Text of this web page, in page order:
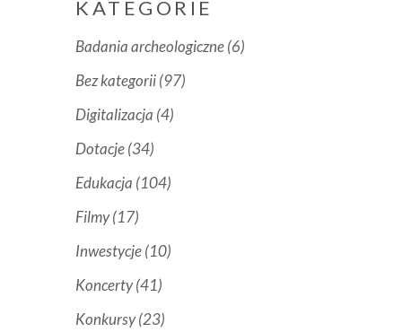
KATEGORIE
Badania archeologiczne(6)
Bez kategorii(97)
Digitalizacja (4)
Dotacje(34)
Edukacja (104)
Filmy(17)
Inwestycje(10)
Koncerty(41)
Konkursy(23)